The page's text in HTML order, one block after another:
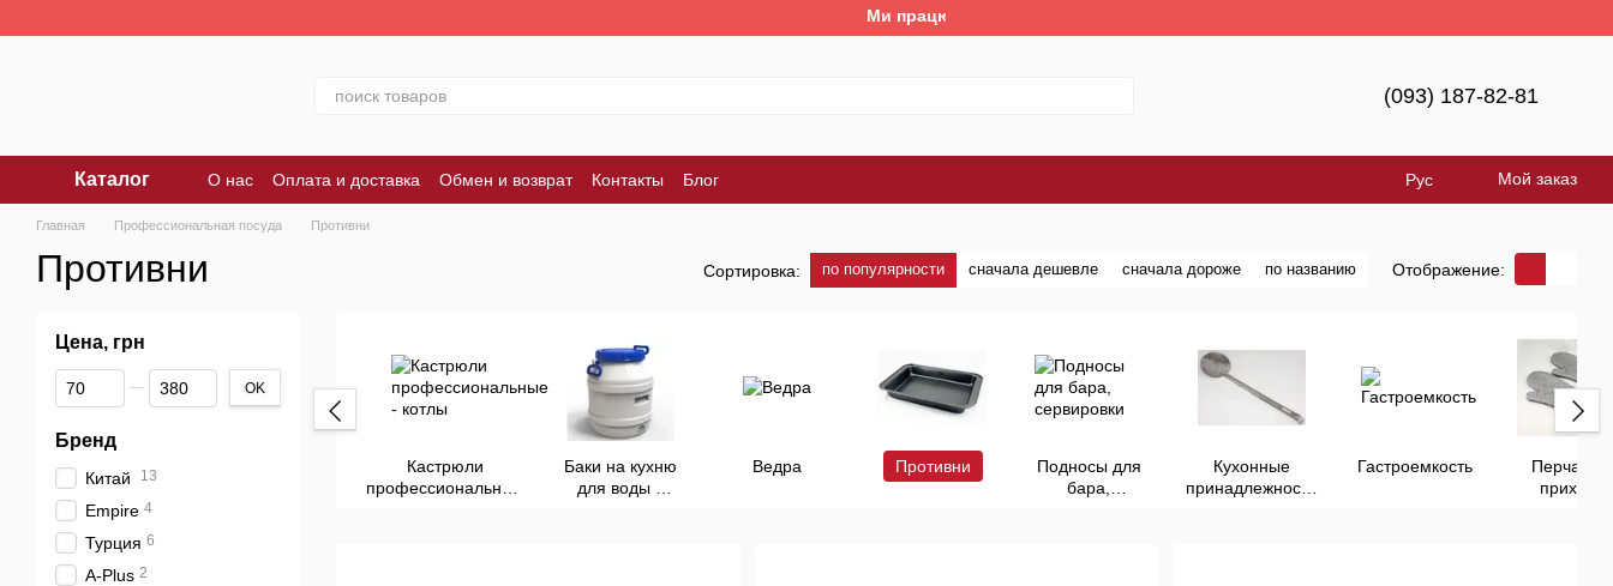
Ми працюємо. Все буде Україна!
(093) 187-82-81
Каталог О нас Оплата и доставка Обмен и возврат Контакты Блог Рус Мой заказ
Главная Профессиональная посуда Противни
Противни Сортировка: по популярности сначала дешевле сначала дороже по названию Отображение:
Кастрюли
профессиональные
Баки на кухню
для воды и
Ведра Противни
Подносы для
бара,
Кухонные
принадлежности
Гастроемкость
Перчатки-
прихват
Цена, грн
От Цена, грн
До Цена, грн OK
Бренд
Китай 13
Empire 4
Турция 6
А-Plus 2